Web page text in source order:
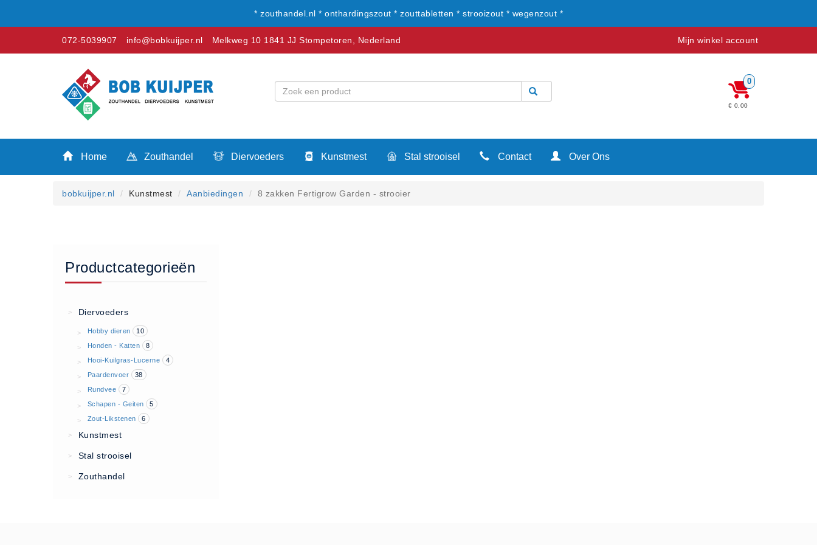
* zouthandel.nl * onthardingszout * zouttabletten * strooizout * wegenzout *
Diervoeders
Stal strooisel
Hartog Lucerne - Muesli (8)
Hobby dieren (10)
Honden - Katten (8)
072-5039907 info@bobkuijper.nl Melkweg 10 1841 JJ Stompetoren, Nederland Mijn winkel account
0
€ 0,00
Home Zouthandel Diervoeders Kunstmest Stal strooisel Contact Over Ons
bobkuijper.nl Kunstmest Aanbiedingen 8 zakken Fertigrow Garden - strooier
Productcategorieën
> Diervoeders
> Hobby dieren 10
> Honden - Katten 8
> Hooi-Kuilgras-Lucerne 4
> Paardenvoer 38
> Rundvee 7
> Schapen - Geiten 5
> Zout-Likstenen 6
> Kunstmest
> Stal strooisel
> Zouthandel